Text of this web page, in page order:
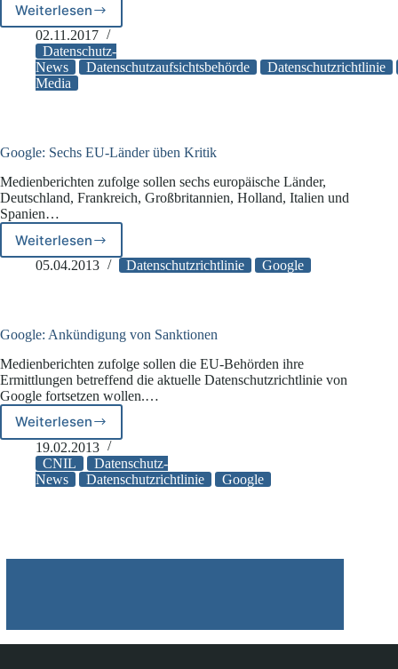
Weiterlesen
Social-
Media-
Nutzung
in
Behörden:
veröffentlicht
02.11.2017
Datenschutz-
News
Datenschutzaufsichtsbehörde
Datenschutzrichtlinie
Media
Google: Sechs EU-Länder üben Kritik
Medienberichten zufolge sollen sechs europäische Länder,
Deutschland, Frankreich, Großbritannien, Holland, Italien und
Spanien…
Weiterlesen
Google:
Sechs
Kritik
05.04.2013 Datenschutzrichtlinie Google
Google: Ankündigung von Sanktionen
Medienberichten zufolge sollen die EU-Behörden ihre
Ermittlungen betreffend die aktuelle Datenschutzrichtlinie von
Google fortsetzen wollen.…
Weiterlesen
Google:
Ankündigung
von
Sanktionen
19.02.2013
CNIL
Datenschutz-
News
Datenschutzrichtlinie Google